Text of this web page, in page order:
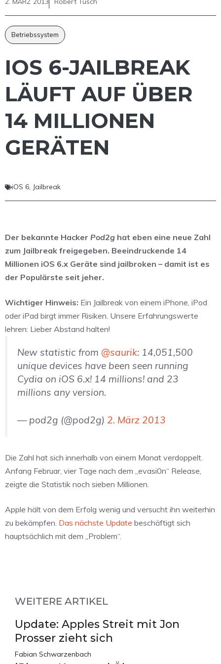
Betriebssystem
IOS 6-JAILBREAK
LÄUFT AUF ÜBER
14 MILLIONEN
GERÄTEN
iOS 6, Jailbreak
Der bekannte Hacker Pod2g hat eben eine neue Zahl
zum Jailbreak freigegeben. Beeindruckende 14
Millionen iOS 6.x Geräte sind jailbroken – damit ist es
der Populärste seit jeher.
Wichtiger Hinweis: Ein Jailbreak von einem iPhone, iPod
oder iPad birgt immer Risiken. Unsere Erfahrungswerte
lehren: Lieber Abstand halten!
New statistic from @saurik: 14,051,500
unique devices have been seen running
Cydia on iOS 6.x! 14 millions! and 23
millions any version.
— pod2g (@pod2g) 2. März 2013
Die Zahl hat sich innerhalb von einem Monat verdoppelt.
Anfang Februar, vier Tage nach dem „evasi0n“ Release,
zeigte die Statistik noch sieben Millionen.
Apple hält von dem Erfolg wenig und versucht ihn weiterhin
zu bekämpfen. Das nächste Update beschäftigt sich
hauptsächlich mit dem „Problem“.
WEITERE ARTIKEL
Update: Apples Streit mit Jon
Prosser zieht sich
Fabian Schwarzenbach